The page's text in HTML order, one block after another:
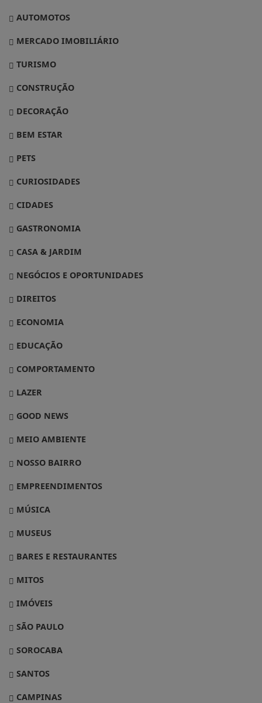
AUTOMOTOS
MERCADO IMOBILIÁRIO
TURISMO
CONSTRUÇÃO
DECORAÇÃO
BEM ESTAR
PETS
CURIOSIDADES
CIDADES
GASTRONOMIA
CASA & JARDIM
NEGÓCIOS E OPORTUNIDADES
DIREITOS
ECONOMIA
EDUCAÇÃO
COMPORTAMENTO
LAZER
GOOD NEWS
MEIO AMBIENTE
NOSSO BAIRRO
EMPREENDIMENTOS
MÚSICA
MUSEUS
BARES E RESTAURANTES
MITOS
IMÓVEIS
SÃO PAULO
SOROCABA
SANTOS
CAMPINAS